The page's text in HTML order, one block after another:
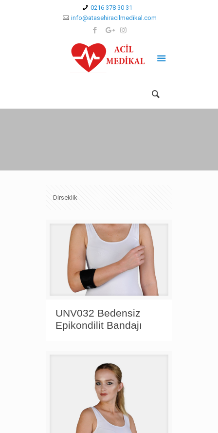
0216 378 30 31
info@atasehiracilmedikal.com
Dirseklik
UNV032 Bedensiz
Epikondilit Bandajı